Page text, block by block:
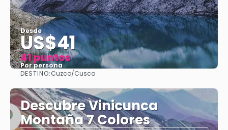
Desde
US$41
41 puntos
Por persona
DESTINO:Cuzco/Cusco
Descubre Vinicunca
Montaña 7 Colores